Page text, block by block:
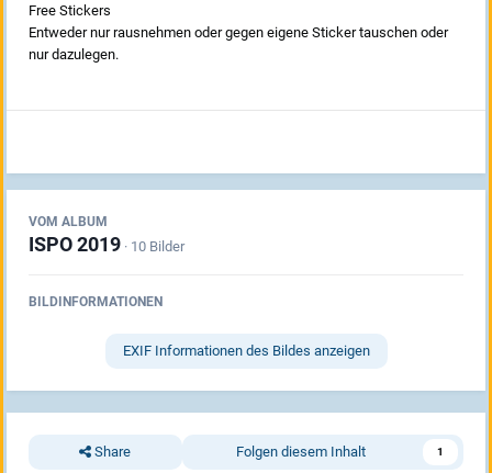
Free Stickers
Entweder nur rausnehmen oder gegen eigene Sticker tauschen oder
nur dazulegen.
VOM ALBUM
ISPO 2019 · 10 Bilder
BILDINFORMATIONEN
EXIF Informationen des Bildes anzeigen
Share Folgen diesem Inhalt 1